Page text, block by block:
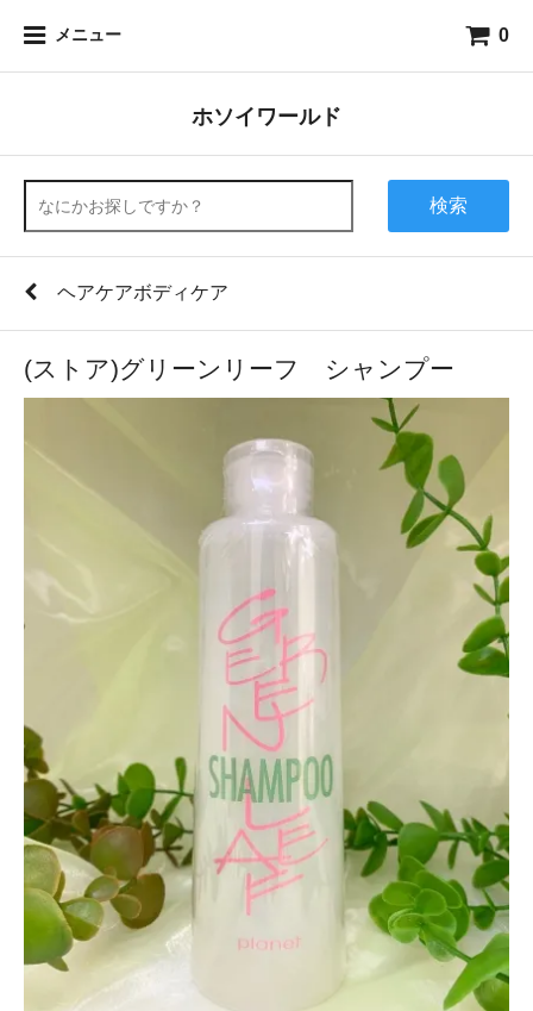
メニュー 0
ホソイワールド
検索
ヘアケアボディケア
(ストア)グリーンリーフ シャンプー